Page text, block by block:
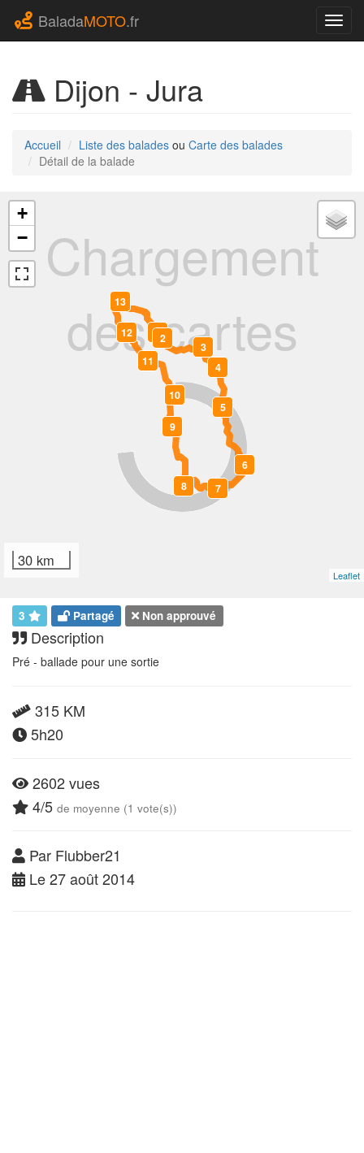
BaladaMOTO.fr
Dijon - Jura
Accueil Liste des balades ou Carte des balades
Détail de la balade
Chargement
des cartes
0
12
3
4
5
6
7
8
9
10
11
12
13
+
−
30 km
Leaflet
3 Partagé Non approuvé
Description
Pré - ballade pour une sortie
315 KM
5h20
2602 vues
4/5 de moyenne (1 vote(s))
Par Flubber21
Le 27 août 2014